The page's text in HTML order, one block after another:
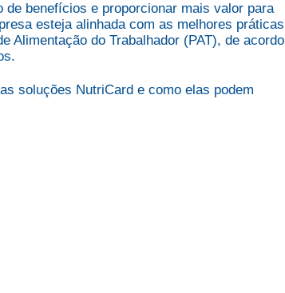
benefícios e proporcionar mais valor para
esteja alinhada com as melhores práticas
Alimentação do Trabalhador (PAT), de acordo
soluções NutriCard e como elas podem